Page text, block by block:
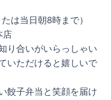
は当日朝8時まで）
店
り合いがいらっしゃい
いただけると嬉しいで
餃子弁当と笑顔を届け